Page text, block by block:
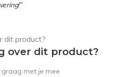
over dit product?
graag met je mee